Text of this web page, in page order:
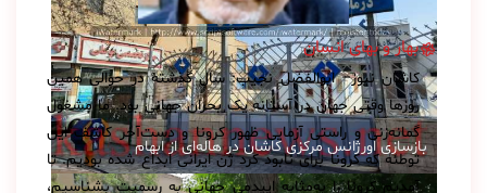
بازسازی اورژانس مرکزی کاشان در هاله‌ای از ابهام
بهار و بهای انسان
کاشان نیوز– ابوالفضل نجیب: سال گذشته در حوالی همین
روزها وقتی جهان در آستانه یک بحران جهانی بود. ما مشغول
گمانه‌زنی و راستی آزمایی ظهور کرونا و دست‌آخر کاشف این
توطئه که کرونا برای نابود کرد ژن ایرانی ابداع شده بودیم. تا
آمدیم کرونا را به‌مثابه اپیدمی جهانی به رسمیت بشناسیم،